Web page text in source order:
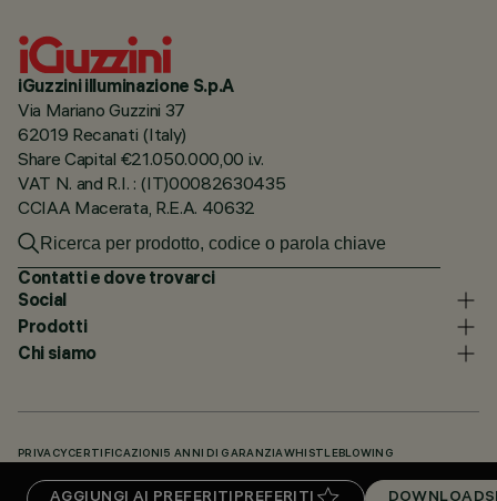
iGuzzini illuminazione S.p.A
Via Mariano Guzzini 37
62019 Recanati (Italy)
Share Capital €21.050.000,00 i.v.
VAT N. and R.I. : (IT)00082630435
CCIAA Macerata, R.E.A. 40632
Contatti e dove trovarci
Social
Prodotti
Chi siamo
PRIVACY CERTIFICAZIONI 5 ANNI DI GARANZIAWHISTLEBLOWING